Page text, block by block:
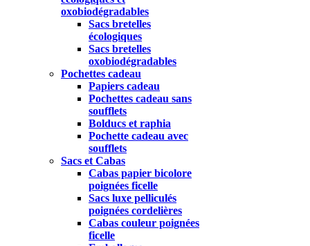
oxobiodégradables
Sacs bretelles
écologiques
Sacs bretelles
oxobiodégradables
Pochettes cadeau
Papiers cadeau
Pochettes cadeau sans
soufflets
Bolducs et raphia
Pochette cadeau avec
soufflets
Sacs et Cabas
Cabas papier bicolore
poignées ficelle
Sacs luxe pelliculés
poignées cordelières
Cabas couleur poignées
ficelle